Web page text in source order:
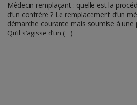
Médecin remplaçant : quelle est la
d’un confrère ? Le remplacement d’un
démarche courante mais soumise à une
Qu’il s’agisse d’un (…)